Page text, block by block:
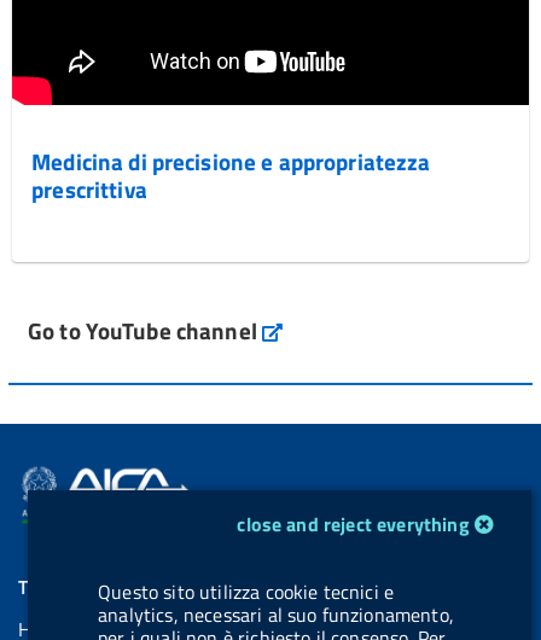
Medicina di precisione e appropriatezza
prescrittiva
Go to YouTube channel
cookie management moduleclose and reject everything
Questo sito utilizza cookie tecnici e
analytics, necessari al suo funzionamento,
THE AGENCY
Home Page